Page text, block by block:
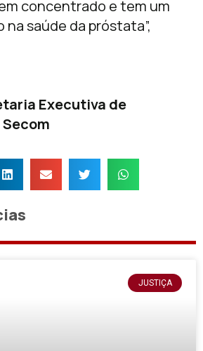
concentrado e tem um
saúde da próstata”,
Executiva de
JUSTIÇA